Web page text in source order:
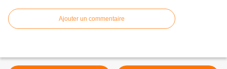
Ajouter un commentaire